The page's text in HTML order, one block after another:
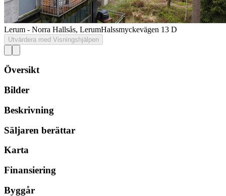
Lerum - Norra Hallsås, LerumHalssmyckevägen 13 D
Utvärdera med Visningshjälpen
Översikt
Bilder
Beskrivning
Säljaren berättar
Karta
Finansiering
Byggår